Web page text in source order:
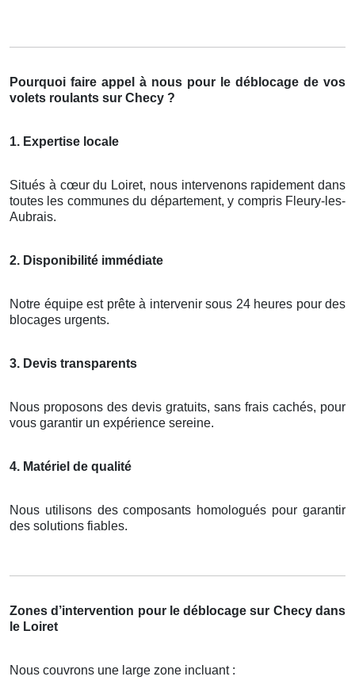
Pourquoi faire appel à nous pour le déblocage de vos
volets roulants sur Checy ?
1. Expertise locale
Situés à cœur du Loiret, nous intervenons rapidement dans
toutes les communes du département, y compris Fleury-les-
Aubrais.
2. Disponibilité immédiate
Notre équipe est prête à intervenir sous 24 heures pour des
blocages urgents.
3. Devis transparents
Nous proposons des devis gratuits, sans frais cachés, pour
vous garantir un expérience sereine.
4. Matériel de qualité
Nous utilisons des composants homologués pour garantir
des solutions fiables.
Zones d’intervention pour le déblocage sur Checy dans
le Loiret
Nous couvrons une large zone incluant :